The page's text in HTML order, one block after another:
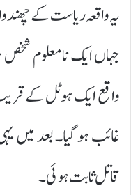
یہ واقعہ ریاست کے
جہاں ایک نامعلوم شخص
واقع ایک ہوٹل کے
غائب ہو گیا۔ بعد میں
قاتل ثابت ہوئی۔